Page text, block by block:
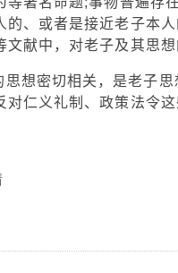
、或者是接近老子本
献中，对老子及其思想
想密切相关，是老子
仁义礼制、政策法令